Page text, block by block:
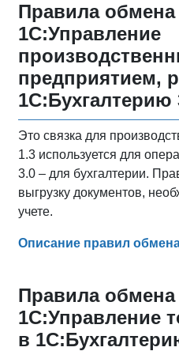
Правила обмена
1С:Управление
предприятием,
1С:Бухгалтерию
Это связка для
1.3 используется для
3.0 – для бухгалтерии.
выгрузку документов,
учете.
Описание правил
Правила обмена
1С:Управление
в